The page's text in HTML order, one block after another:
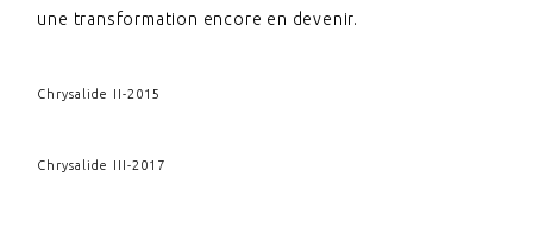
une transformation encore en devenir.
Chrysalide II-2015
Chrysalide III-2017